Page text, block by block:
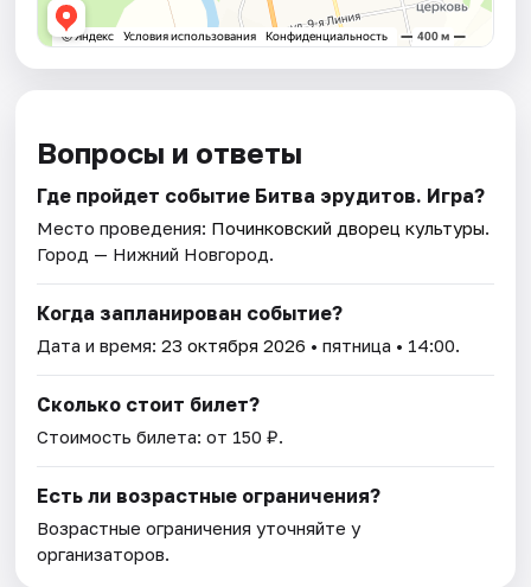
Вопросы и ответы
Где пройдет событие Битва эрудитов. Игра?
Место проведения: Починковский дворец культуры.
Город — Нижний Новгород.
Когда запланирован событие?
Дата и время:23 октября 2026 • пятница • 14:00.
Сколько стоит билет?
Стоимость билета: от 150 ₽.
Есть ли возрастные ограничения?
Возрастные ограничения уточняйте у
организаторов.